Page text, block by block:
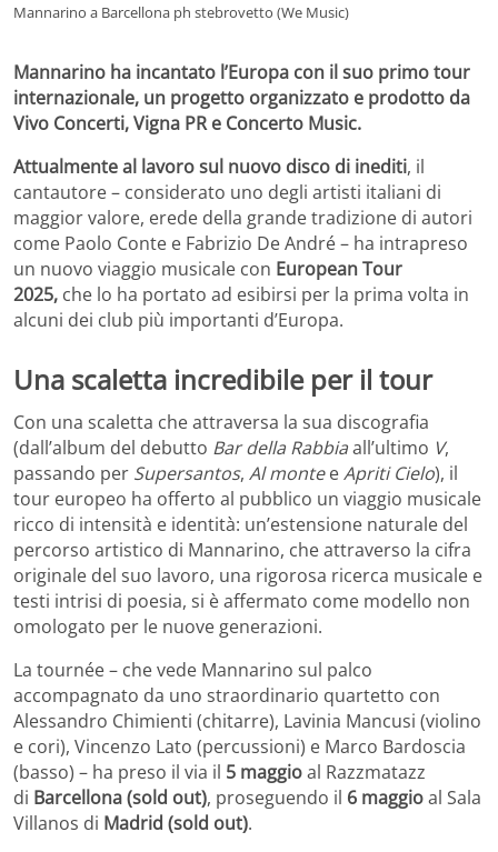
Mannarino a Barcellona ph stebrovetto (We Music)
Mannarino ha incantato l’Europa con il suo primo tour
internazionale, un progetto organizzato e prodotto da
Vivo Concerti, Vigna PR e Concerto Music.
Attualmente al lavoro sul nuovo disco di inediti, il
cantautore – considerato uno degli artisti italiani di
maggior valore, erede della grande tradizione di autori
come Paolo Conte e Fabrizio De André – ha intrapreso
un nuovo viaggio musicale con European Tour
2025, che lo ha portato ad esibirsi per la prima volta in
alcuni dei club più importanti d’Europa.
Una scaletta incredibile per il tour
Con una scaletta che attraversa la sua discografia
(dall’album del debutto Bar della Rabbiaall’ultimo V,
passando per Supersantos, Al monteeApriti Cielo), il
tour europeo ha offerto al pubblico un viaggio musicale
ricco di intensità e identità: un’estensione naturale del
percorso artistico di Mannarino, che attraverso la cifra
originale del suo lavoro, una rigorosa ricerca musicale e
testi intrisi di poesia, si è affermato come modello non
omologato per le nuove generazioni.
La tournée – che vede Mannarino sul palco
accompagnato da uno straordinario quartetto con
Alessandro Chimienti (chitarre), Lavinia Mancusi (violino
e cori), Vincenzo Lato (percussioni) e Marco Bardoscia
(basso) – ha preso il via il 5 maggioal Razzmatazz
di Barcellona (sold out), proseguendo il 6 maggioal Sala
Villanos di Madrid (sold out).